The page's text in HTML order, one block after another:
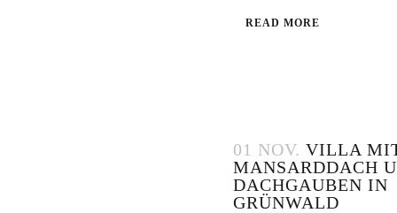
READ MORE
01 NOV. VILLA
MANSARDDACH
DACHGAUBEN IN
GRÜNWALD